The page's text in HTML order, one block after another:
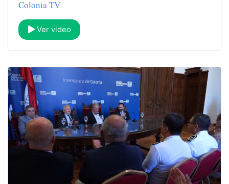
Colonia TV
Ver video